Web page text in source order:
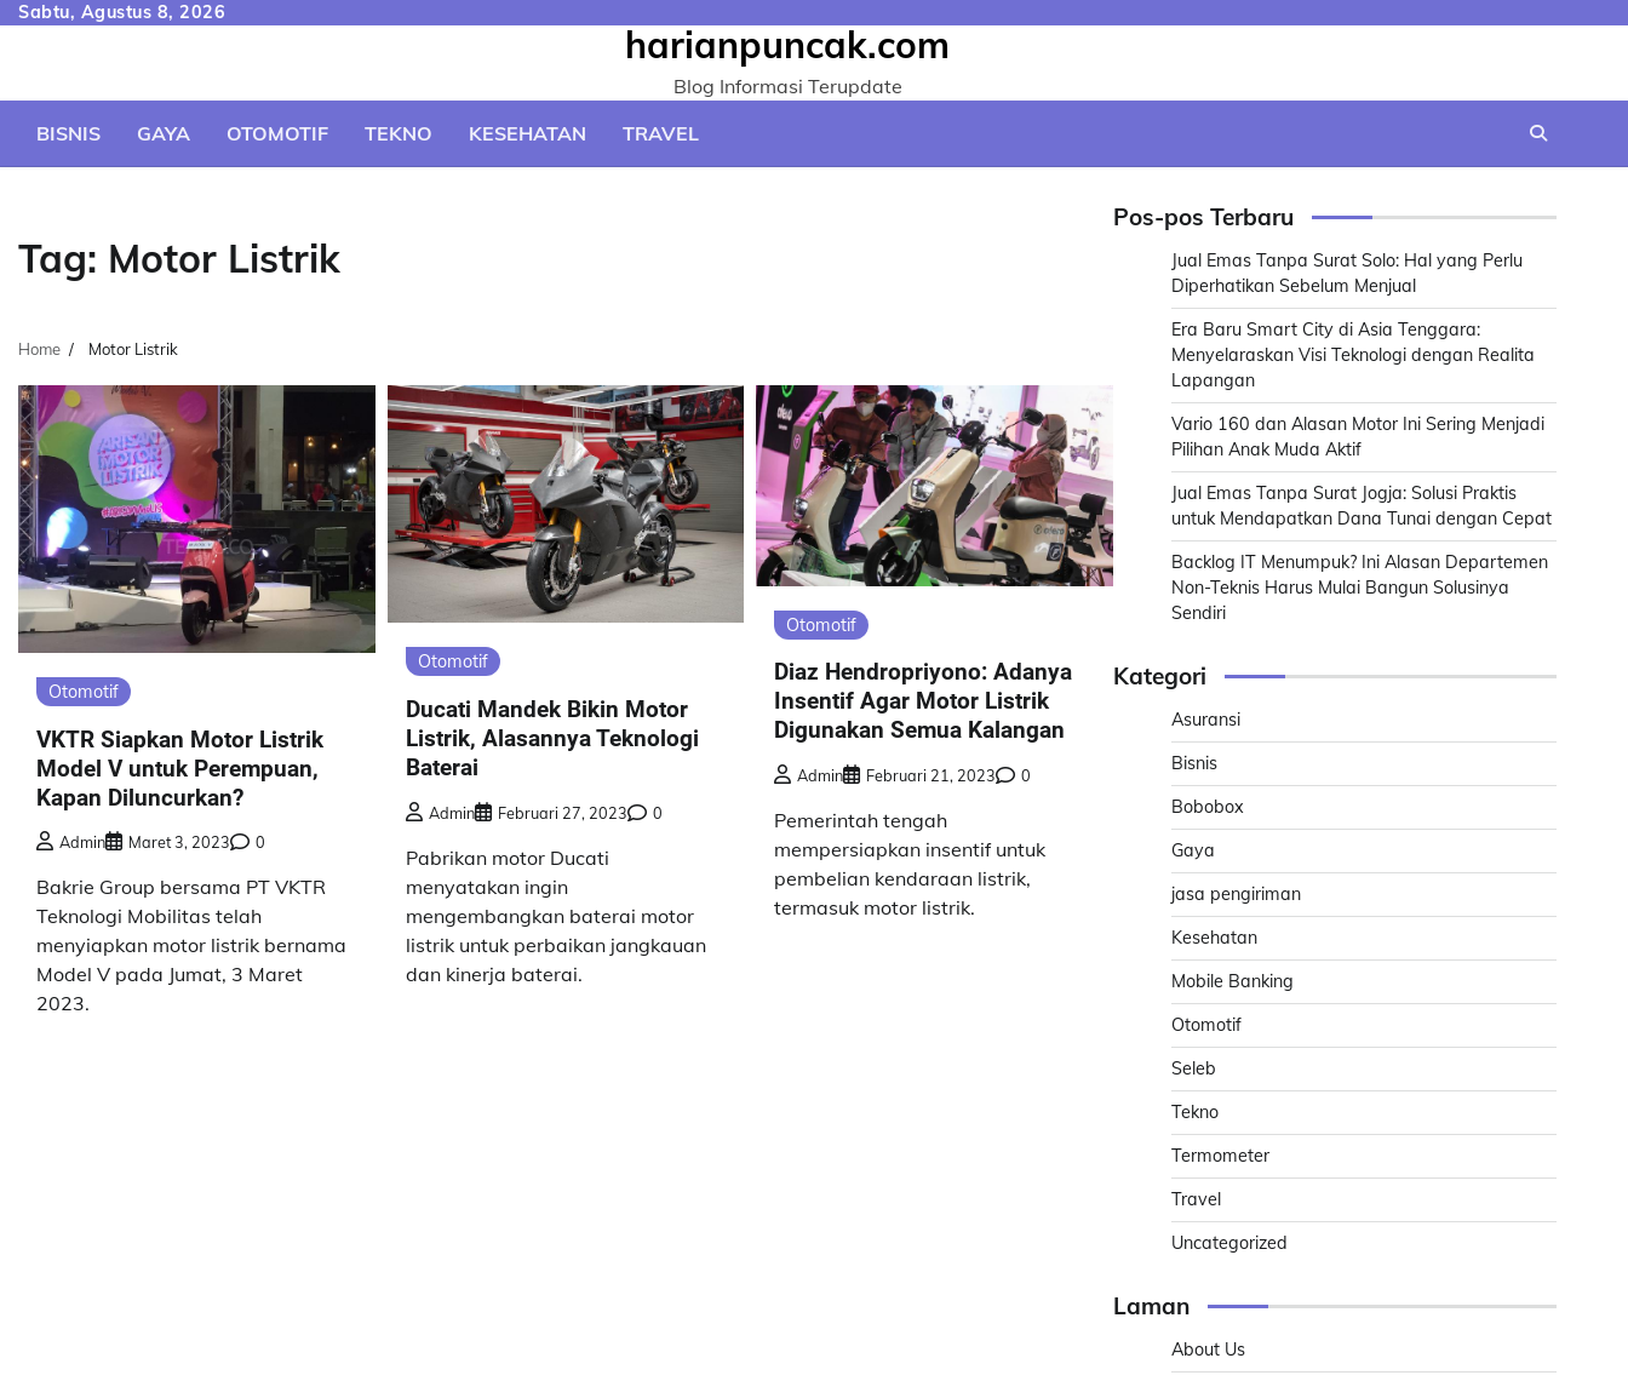
SkipSabtu, Agustus 8, 2026
harianpuncak.com
Blog Informasi Terupdate
BISNIS
GAYA OTOMOTIF TEKNO KESEHATAN TRAVEL
Tag: Motor Listrik
Home Motor Listrik
Otomotif
VKTR Siapkan Motor Listrik
Model V untuk Perempuan,
Kapan Diluncurkan?
Admin Maret 3, 2023 0
Bakrie Group bersama PT VKTR
Teknologi Mobilitas telah
menyiapkan motor listrik bernama
Model V pada Jumat, 3 Maret
2023.
Otomotif
Ducati Mandek Bikin Motor
Listrik, Alasannya Teknologi
Baterai
Admin Februari 27, 2023 0
Pabrikan motor Ducati
menyatakan ingin
mengembangkan baterai motor
listrik untuk perbaikan jangkauan
dan kinerja baterai.
Otomotif
Diaz Hendropriyono: Adanya
Insentif Agar Motor Listrik
Digunakan Semua Kalangan
Admin Februari 21, 2023 0
Pemerintah tengah
mempersiapkan insentif untuk
pembelian kendaraan listrik,
termasuk motor listrik.
Pos-pos Terbaru
Jual Emas Tanpa Surat Solo: Hal yang Perlu
Diperhatikan Sebelum Menjual
Era Baru Smart City di Asia Tenggara:
Menyelaraskan Visi Teknologi dengan Realita
Lapangan
Vario 160 dan Alasan Motor Ini Sering Menjadi
Pilihan Anak Muda Aktif
Jual Emas Tanpa Surat Jogja: Solusi Praktis
untuk Mendapatkan Dana Tunai dengan Cepat
Backlog IT Menumpuk? Ini Alasan Departemen
Non-Teknis Harus Mulai Bangun Solusinya
Sendiri
Kategori
Asuransi
Bisnis
Bobobox
Gaya
jasa pengiriman
Kesehatan
Mobile Banking
Otomotif
Seleb
Tekno
Termometer
Travel
Uncategorized
Laman
About Us